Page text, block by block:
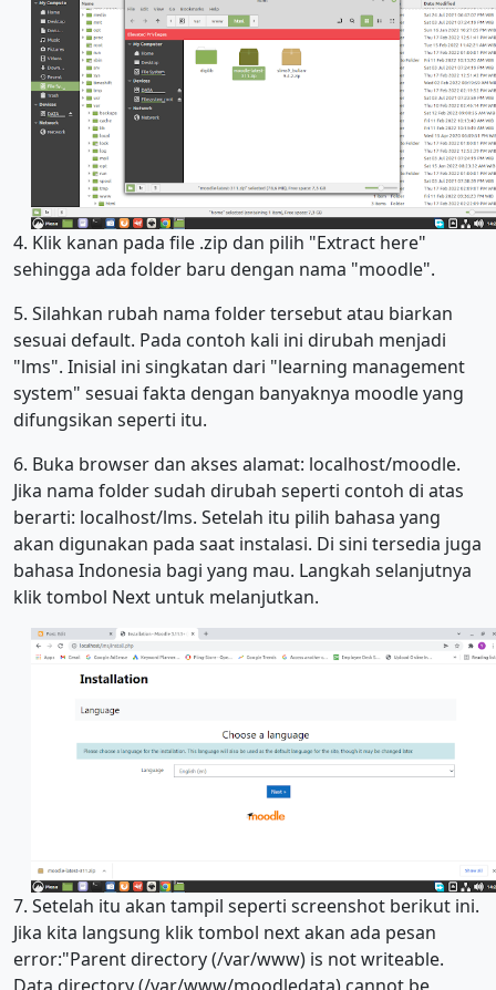
4. Klik kanan pada file .zip dan pilih "Extract here"
sehingga ada folder baru dengan nama "moodle".
5. Silahkan rubah nama folder tersebut atau biarkan
sesuai default. Pada contoh kali ini dirubah menjadi
"lms". Inisial ini singkatan dari "learning management
system" sesuai fakta dengan banyaknya moodle yang
difungsikan seperti itu.
6. Buka browser dan akses alamat: localhost/moodle.
Jika nama folder sudah dirubah seperti contoh di atas
berarti: localhost/lms. Setelah itu pilih bahasa yang
akan digunakan pada saat instalasi. Di sini tersedia juga
bahasa Indonesia bagi yang mau. Langkah selanjutnya
klik tombol Next untuk melanjutkan.
7. Setelah itu akan tampil seperti screenshot berikut ini.
Jika kita langsung klik tombol next akan ada pesan
error:"Parent directory (/var/www) is not writeable.